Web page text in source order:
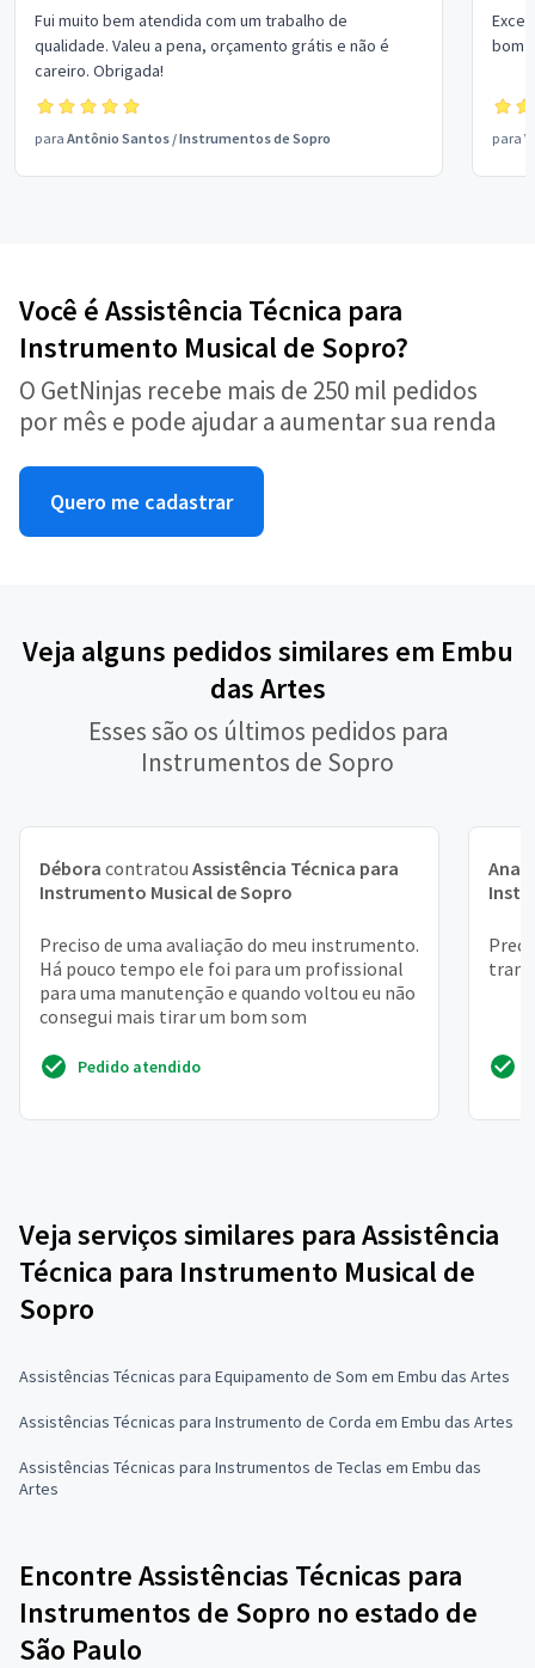
Fui muito bem atendida com um trabalho de
qualidade. Valeu a pena, orçamento grátis e não é
careiro. Obrigada!
para Antônio Santos /Instrumentos de Sopro
bom
para
Você é Assistência Técnica para
Instrumento Musical de Sopro?
O GetNinjas recebe mais de 250 mil pedidos
por mês e pode ajudar a aumentar sua renda
Quero me cadastrar
Veja alguns pedidos similares em Embu
das Artes
Esses são os últimos pedidos para
Instrumentos de Sopro
Débora contratou Assistência Técnica para
Instrumento Musical de Sopro
Preciso de uma avaliação do meu instrumento.
Há pouco tempo ele foi para um profissional
para uma manutenção e quando voltou eu não
consegui mais tirar um bom som
Pedido atendido
Ana
Veja serviços similares para Assistência
Técnica para Instrumento Musical de
Sopro
Assistências Técnicas para Equipamento de Som em Embu das Artes
Assistências Técnicas para Instrumento de Corda em Embu das Artes
Assistências Técnicas para Instrumentos de Teclas em Embu das
Artes
Encontre Assistências Técnicas para
Instrumentos de Sopro no estado de
São Paulo